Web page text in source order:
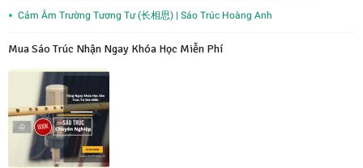
Cảm Âm Trường Tương Tư (长相思) | Sáo Trúc Hoàng Anh
Mua Sáo Trúc Nhận Ngay Khóa Học Miễn Phí